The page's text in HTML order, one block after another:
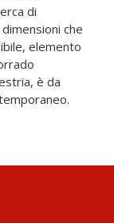
di
che
elemento
è da